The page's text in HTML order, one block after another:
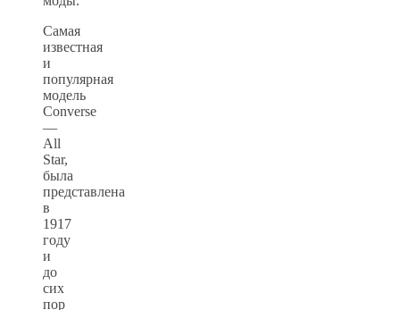
Самая
известная
и
популярная
модель
Converse
—
All
Star,
была
представлена
в
1917
году
и
до
сих
пор